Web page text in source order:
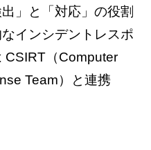
」と「対応」の役割
インシデントレスポ
CSIRT（Computer
Team）と連携